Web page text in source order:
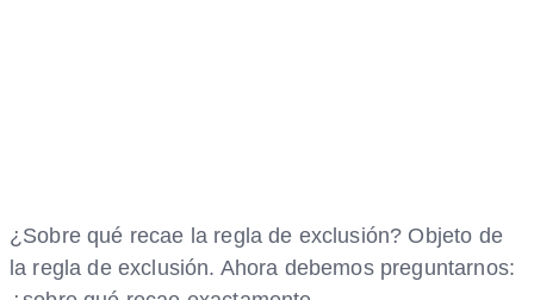
¿Sobre qué recae la regla de exclusión? Objeto de
la regla de exclusión. Ahora debemos preguntarnos: